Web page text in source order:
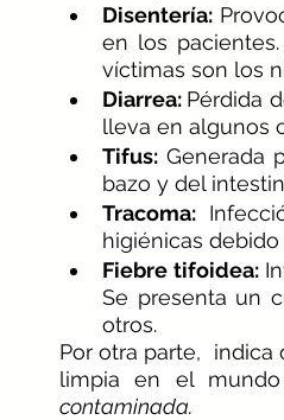
Disentería:
en los
víctimas son los
Diarrea: Pérdida
lleva en algunos
Tifus: Generada
bazo y del
Tracoma:
higiénicas
Fiebre tifoidea:
Se presenta un
otros.
Por otra parte, indica
limpia en el
contaminada.